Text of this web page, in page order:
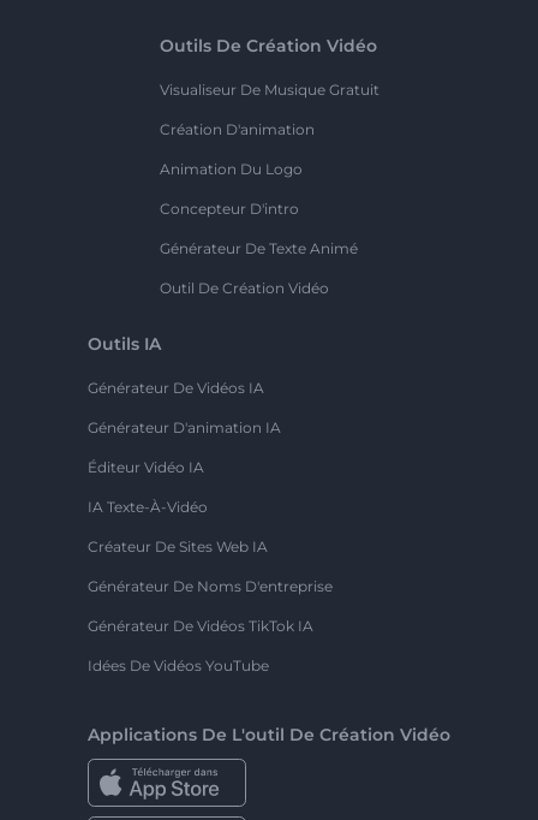
Outils De Création Vidéo
Visualiseur De Musique Gratuit
Création D'animation
Animation Du Logo
Concepteur D'intro
Générateur De Texte Animé
Outil De Création Vidéo
Outils IA
Générateur De Vidéos IA
Générateur D'animation IA
Éditeur Vidéo IA
IA Texte-À-Vidéo
Créateur De Sites Web IA
Générateur De Noms D'entreprise
Générateur De Vidéos TikTok IA
Idées De Vidéos YouTube
Applications De L'outil De Création Vidéo